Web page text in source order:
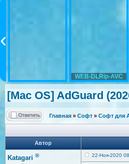
WEB-DLRip-AVC
[Mac OS] AdGuard
Главная » Софт » Софт для
Автор
Katagari ® 22-Ноя-2020